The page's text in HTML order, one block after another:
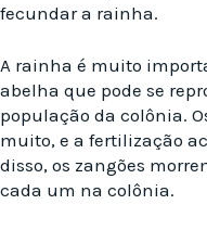
fecundar a rainha.
A rainha é muito
abelha que pode se
população da colônia.
muito, e a fertilização
disso, os zangões
cada um na colônia.